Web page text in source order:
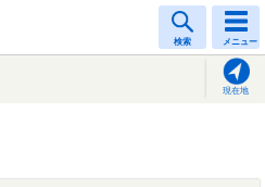
検索 メニュー
現在地